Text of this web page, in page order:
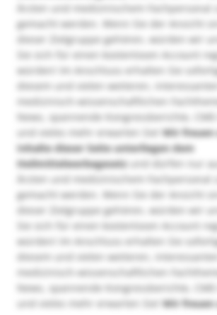
Ärzten und medizinischem Fachpersonal
gemacht werden. Wenn Sie der Ansicht
dieser Zielgruppe gehören, würden wir
Sie sich für einen kostenlosen Account
würden! Im Anschluss erhalten Sie
diesem und vielen weiteren,
medizinisch-wissenschaftlichen
News, spannende Kongressberichte,
und vieles mehr erwarten Sie!Wir freuen
Inhalte dieser Seite unterliegen dem
Heilmittelwerbegesetzund dürfen nur
Ärzten und medizinischem Fachpersonal
gemacht werden. Wenn Sie der Ansicht
dieser Zielgruppe gehören, würden wir
Sie sich für einen kostenlosen Account
würden! Im Anschluss erhalten Sie
diesem und vielen weiteren,
medizinisch-wissenschaftlichen
News, spannende Kongressberichte,
und vieles mehr erwarten Sie!Wir freuen